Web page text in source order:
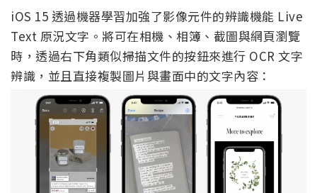
iOS 15 透過機器學習加強了影像元件的辨識機能 Live
Text 原況文字。將可在相機、相簿、截圖與網頁瀏覽
時，透過右下角類似掃描文件的按鈕來進行 OCR 文字
辨識，並且直接複製圖片與畫面中的文字內容：